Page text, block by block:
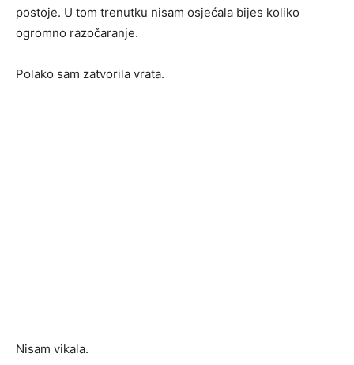
postoje. U tom trenutku nisam osjećala bijes koliko
ogromno razočaranje.
Polako sam zatvorila vrata.
Nisam vikala.